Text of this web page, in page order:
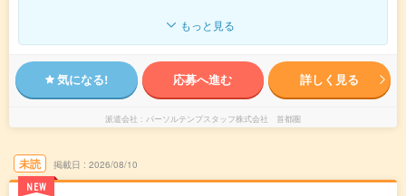
もっと見る
気になる! 応募へ進む 詳しく見る
派遣会社 パーソルテンプスタッフ株式会社 首都圏
未読
NEW
掲載日 2026/08/10